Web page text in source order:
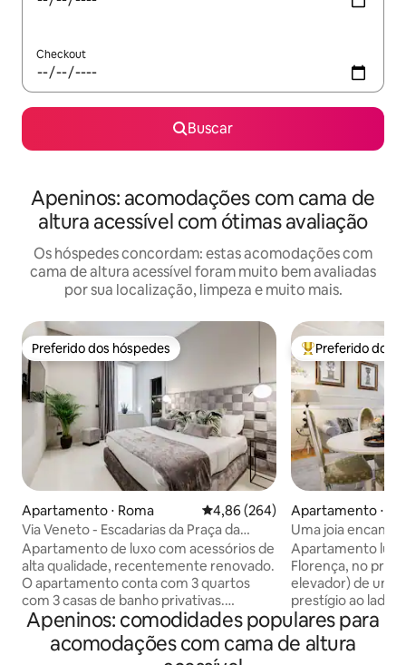
Checkout
Buscar
Apeninos: acomodações com cama de
altura acessível com ótimas avaliação
Os hóspedes concordam: estas acomodações com
cama de altura acessível foram muito bem avaliadas
por sua localização, limpeza e muito mais.
Preferido dos hóspedes
Preferido dos hóspedes
Apartamento ⋅ Roma 4,86 de uma avaliação média de
4,86 (264)
Via Veneto - Escadarias da Praça da
Espanha -Roma Luma Suite 29
Apartamento de luxo com acessórios de
alta qualidade, recentemente renovado.
O apartamento conta com 3 quartos
com 3 casas de banho privativas.
Banheira de hidromassagem privativa
com ozônio e terapia cromada em dois
dos quartos. O terceiro quarto tem um
Entre os
Preferido dos
Apartamento ⋅
Uma joia
Florença
Apartamento
Florença, no
elevador) de um
prestígio ao lado
frente para o
Localizado na Via
das ruas mais
Apeninos: comodidades populares para
acomodações com cama de altura